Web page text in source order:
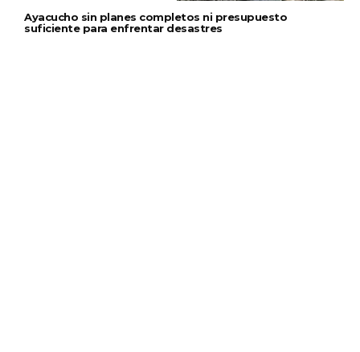
Ayacucho sin planes completos ni presupuesto
suficiente para enfrentar desastres